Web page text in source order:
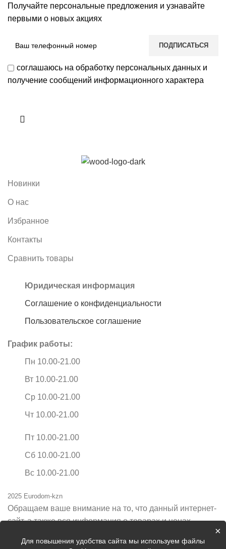
Получайте персональные предложения и узнавайте
первыми о новых акциях
соглашаюсь на обработку персональных данных и
получение сообщений информационного характера
Новинки
О нас
Избранное
Контакты
Сравнить товары
Юридическая информация
Соглашение о конфиденциальности
Пользовательское соглашение
График работы:
Пн 10.00-21.00
Вт 10.00-21.00
Ср 10.00-21.00
Чт 10.00-21.00
Пт 10.00-21.00
Сб 10.00-21.00
Вс 10.00-21.00
2025 Eurodom-kzn
Обращаем ваше внимание на то, что данный интернет-
сайт, а также вся информация о товарах и ценах,
информационный характер и ни при каких условиях не
×
Для повышения удобства сайта мы используем файлы